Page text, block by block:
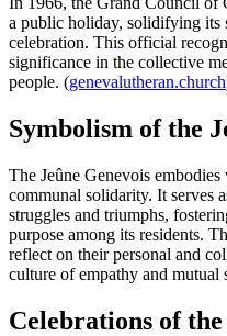
a public holiday, solidifying its
celebration. This official
significance in the collective
people. (genevalutheran.church
Symbolism of the
The Jeûne Genevois
communal solidarity. It serves
struggles and triumphs,
purpose among its residents.
reflect on their personal and
culture of empathy and mutual
Celebrations of